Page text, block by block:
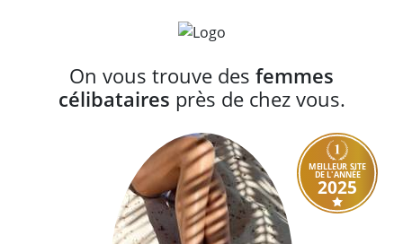
On vous trouve des femmes
célibataires près de chez vous.
MEILLEUR SITE
DE L'ANNÉE
2025